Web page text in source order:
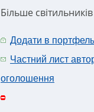
Більше
Додати в портфель
Частний лист
оголошення